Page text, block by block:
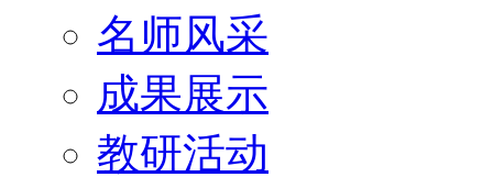
名师风采
成果展示
教研活动